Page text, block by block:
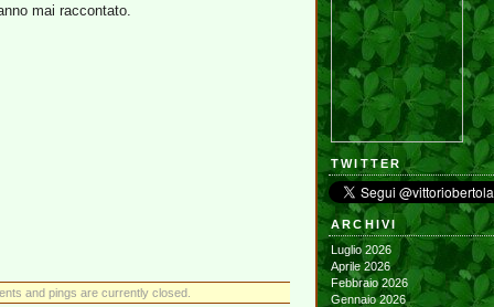
mai raccontato.
and pings are currently closed.
TWITTER
ARCHIVI
Luglio 2026
Aprile 2026
Febbraio 2026
Gennaio 2026